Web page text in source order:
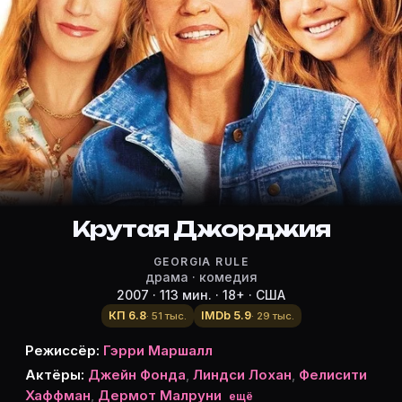
Режиссёр, актёры и роли
Режиссёр и актёры:
Гэрри Маршалл (режиссёр)
Джейн Фонда
— Georgia
Линдси Лохан — Rachel
Фелисити Хаффман — Lilly
Дермот Малруни — Simon
— Harlan
Гектор Элизондо — Izzy
Дилан МакЛафлин — Sam
Лори Меткаф — Paula
Tereza Stanislav — Violin Teacher
Крутая Джорджия
GEORGIA RULE
драма · комедия
2007 · 113 мин. · 18+ · США
КП 6.8· 51 тыс. IMDb 5.9· 29 тыс.
Режиссёр: Гэрри Маршалл
Актёры: Джейн Фонда, Линдси Лохан, Фелисити
Хаффман, Дермот Малруни ещё